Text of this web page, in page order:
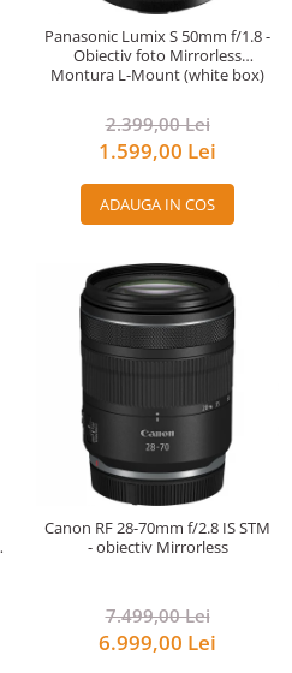
Panasonic Lumix S 50mm f/1.8 -
Obiectiv foto Mirrorless
Montura L-Mount (white box)
2.399,00 Lei
1.599,00 Lei
ADAUGA IN COS
Canon RF 28-70mm f/2.8 IS STM
- obiectiv Mirrorless
7.499,00 Lei
6.999,00 Lei